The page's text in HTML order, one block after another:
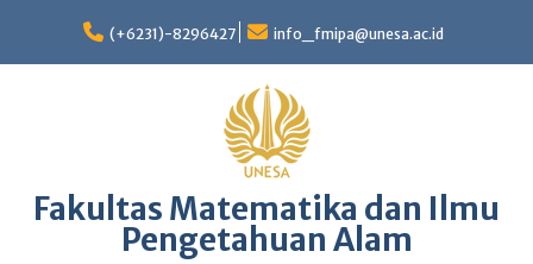
content
(+6231)-8296427 info_fmipa@unesa.ac.id
Fakultas Matematika dan Ilmu
Pengetahuan Alam